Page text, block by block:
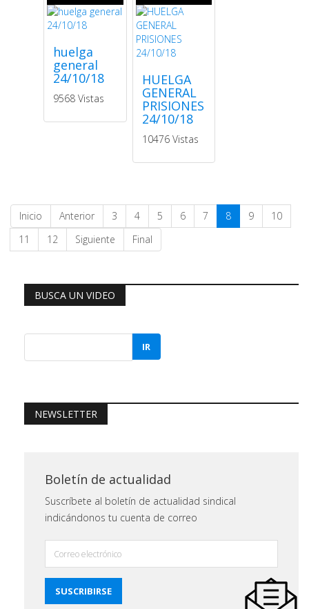
huelga
general
24/10/18
9568 Vistas
HUELGA
GENERAL
PRISIONES
24/10/18
10476 Vistas
Inicio Anterior 3 4 5 6 7 8 9
10
11
12 Siguiente Final
BUSCA UN VIDEO
IR
NEWSLETTER
Boletín de actualidad
Suscríbete al boletín de actualidad sindical
indicándonos tu cuenta de correo